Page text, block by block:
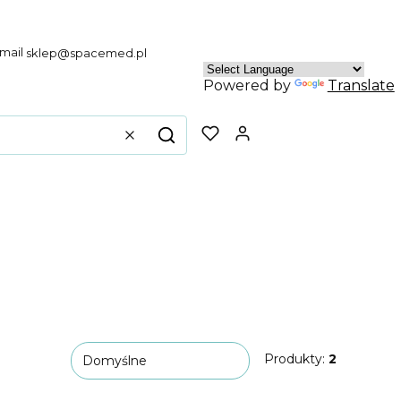
sklep@spacemed.pl
Powered by Translate
WyczyśćSzukaj
Domyślne Produkty: 2